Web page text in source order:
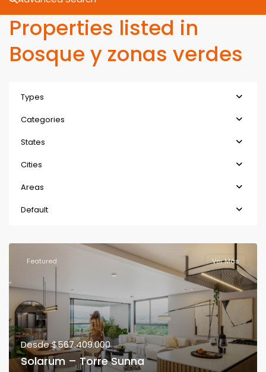
Properties listed in
Bosque y zonas verdes
Types
Categories
States
Cities
Areas
Default
Featured Ver Más
Desde$567.409.000
Solarum – Torre Sunna